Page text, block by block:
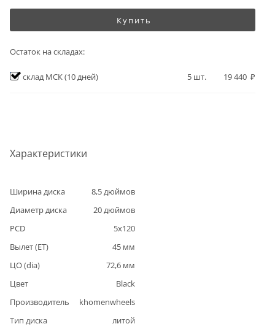
Характеристики
Ширина диска 8,5дюймов
Диаметр диска
20дюймов
PCD
5x120
Вылет (ET)
45 мм
ЦО (dia)
72,6 мм
Цвет
Black
Производитель
khomenwheels
Тип диска
литой
Купить
Остаток на складах:
склад МСК(10 дней) 5 шт. 19 440